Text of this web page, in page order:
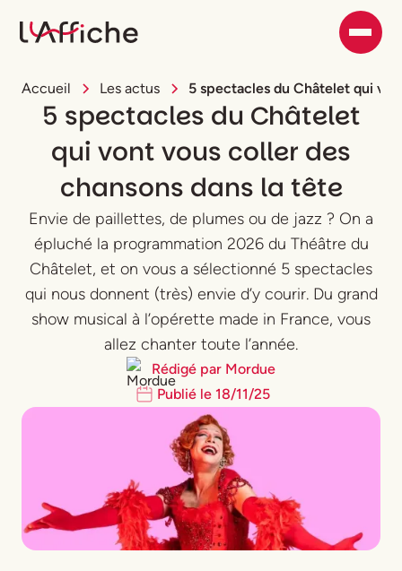
Accueil Les actus 5 spectacles du Châtelet qui
5 spectacles du Châtelet
qui vont vous coller des
chansons dans la tête
Envie de paillettes, de plumes ou de jazz ? On a
épluché la programmation 2026 du Théâtre du
Châtelet, et on vous a sélectionné 5 spectacles
qui nous donnent (très) envie d’y courir. Du grand
show musical à l’opérette made in France, vous
allez chanter toute l’année.
Rédigé par Mordue
Publié le 18/11/25